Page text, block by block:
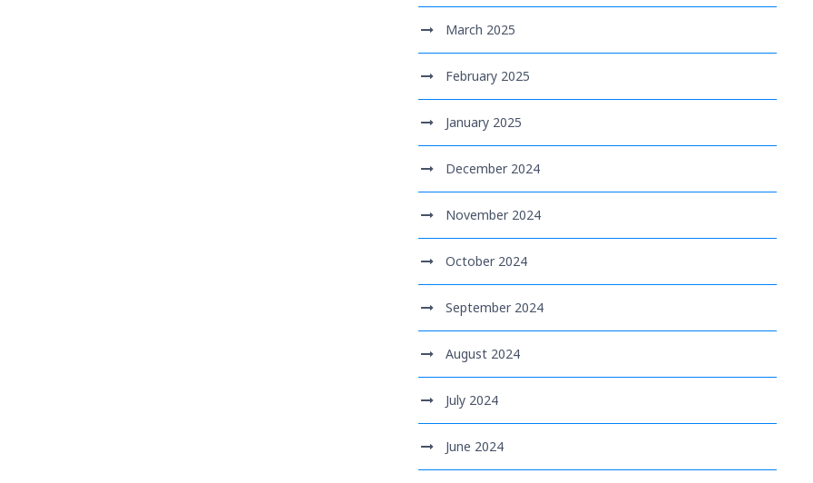
March 2025
February 2025
January 2025
December 2024
November 2024
October 2024
September 2024
August 2024
July 2024
June 2024